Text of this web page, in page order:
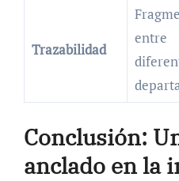
Trazabilidad
entre
Conclusión:
anclado en la